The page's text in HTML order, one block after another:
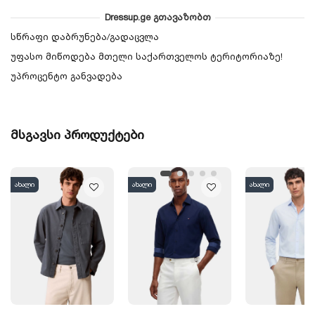
Dressup.ge გთავაზობთ
სწრაფი დაბრუნება/გადაცვლა
უფასო მიწოდება მთელი საქართველოს ტერიტორიაზე!
უპროცენტო განვადება
მსგავსი პროდუქტები
ახალი ახალი ახალი